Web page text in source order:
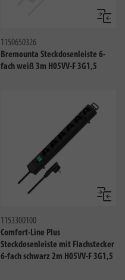
1150650326
Bremounta Steckdosenleiste 6-
fach weiß 3m H05VV-F 3G1,5
1153300100
Comfort-Line Plus
Steckdosenleiste mit Flachstecker
6-fach schwarz 2m H05VV-F 3G1,5